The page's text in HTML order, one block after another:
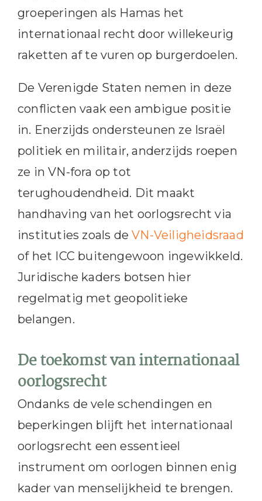
groeperingen als Hamas het
internationaal recht door willekeurig
raketten af te vuren op burgerdoelen.
De Verenigde Staten nemen in deze
conflicten vaak een ambigue positie
in. Enerzijds ondersteunen ze Israël
politiek en militair, anderzijds roepen
ze in VN-fora op tot
terughoudendheid. Dit maakt
handhaving van het oorlogsrecht via
instituties zoals deVN-Veiligheidsraad
of het ICC buitengewoon ingewikkeld.
Juridische kaders botsen hier
regelmatig met geopolitieke
belangen.
De toekomst van internationaal
oorlogsrecht
Ondanks de vele schendingen en
beperkingen blijft het internationaal
oorlogsrecht een essentieel
instrument om oorlogen binnen enig
kader van menselijkheid te brengen.